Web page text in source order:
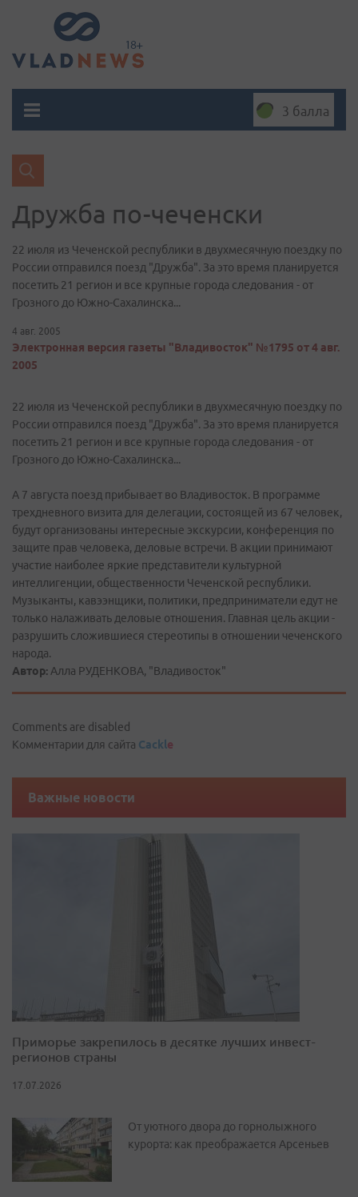
3 балла
Дружба по-чеченски
22 июля из Чеченской республики в двухмесячную поездку по
России отправился поезд "Дружба". За это время планируется
посетить 21 регион и все крупные города следования - от
Грозного до Южно-Сахалинска...
4 авг. 2005
Электронная версия газеты "Владивосток" №1795 от 4 авг.
2005
22 июля из Чеченской республики в двухмесячную поездку по
России отправился поезд "Дружба". За это время планируется
посетить 21 регион и все крупные города следования - от
Грозного до Южно-Сахалинска...
А 7 августа поезд прибывает во Владивосток. В программе
трехдневного визита для делегации, состоящей из 67 человек,
будут организованы интересные экскурсии, конференция по
защите прав человека, деловые встречи. В акции принимают
участие наиболее яркие представители культурной
интеллигенции, общественности Чеченской республики.
Музыканты, кавээнщики, политики, предприниматели едут не
только налаживать деловые отношения. Главная цель акции -
разрушить сложившиеся стереотипы в отношении чеченского
народа.
Автор: Алла РУДЕНКОВА, "Владивосток"
Comments are disabled
Комментарии для сайта Cackle
Важные новости
Приморье закрепилось в десятке лучших инвест-
регионов страны
17.07.2026
От уютного двора до горнолыжного
курорта: как преображается Арсеньев